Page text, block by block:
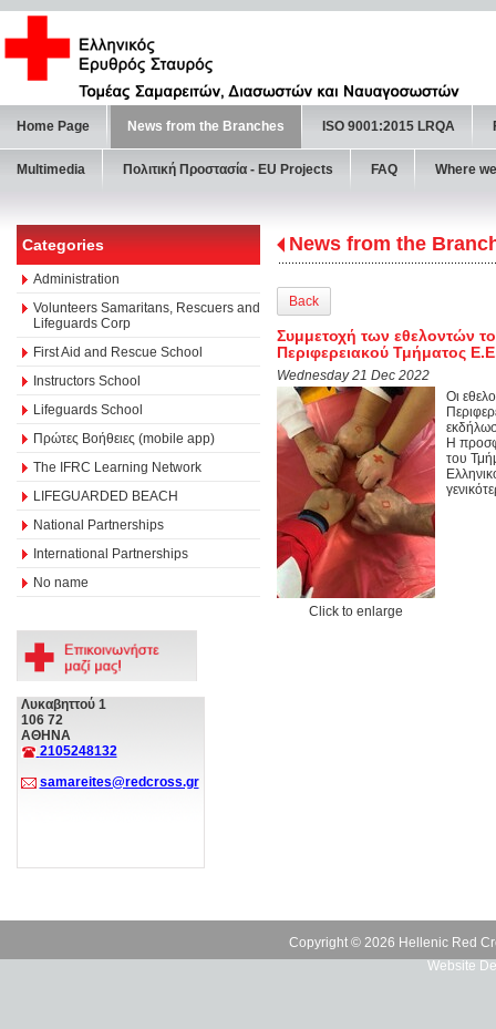
Home Page News from the Branches ISO 9001:2015 LRQA
Multimedia Πολιτική Προστασία - ΕU Projects FAQ Where
Categories
Administration
Volunteers Samaritans, Rescuers and
Lifeguards Corp
First Aid and Rescue School
Instructors School
Lifeguards School
Πρώτες Βοήθειες (mobile app)
The IFRC Learning Network
LIFEGUARDED BEACH
National Partnerships
International Partnerships
No name
Λυκαβηττού 1
106 72
ΑΘΗΝΑ
2105248132
samareites@redcross.gr
News from the
Back
Συμμετοχή των εθελοντών
Περιφερειακού Τμήματος
Wednesday 21 Dec 2022
Click to enlarge
Οι
Η
του
Copyright © 2026 Hellenic Red
Website